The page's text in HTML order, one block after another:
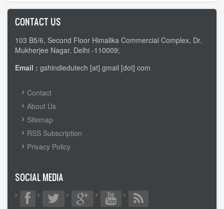
CONTACT US
103 B5/6, Second Floor Himalika Commercial Complex, Dr.
Mukherjee Nagar, Delhi -110009;
Email : gshindiedutech [at] gmail [dot] com
FOOTER
MENU
Contact
About Us
Sitemap
RSS Subscription
Privacy Policy
SOCIAL MEDIA